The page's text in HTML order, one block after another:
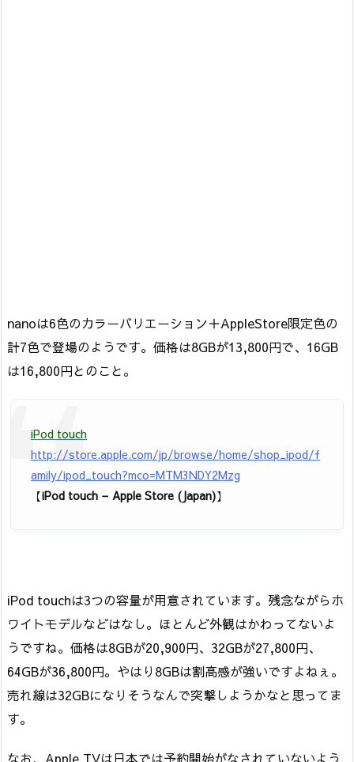
nanoは6色のカラーバリエーション＋AppleStore限定色の
計7色で登場のようです。価格は8GBが13,800円で、16GB
は16,800円とのこと。
iPod touch
http://store.apple.com/jp/browse/home/shop_ipod/f
amily/ipod_touch?mco=MTM3NDY2Mzg
【iPod touch – Apple Store (Japan)】
iPod touchは3つの容量が用意されています。残念ながらホ
ワイトモデルなどはなし。ほとんど外観はかわってないよ
うですね。価格は8GBが20,900円、32GBが27,800円、
64GBが36,800円。やはり8GBは割高感が強いですよねぇ。
売れ線は32GBになりそうなんで突撃しようかなと思ってま
す。
なお、Apple TVは日本では予約開始がなされていないよう